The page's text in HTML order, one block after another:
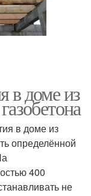
в доме из
в доме из
определённой
400
не